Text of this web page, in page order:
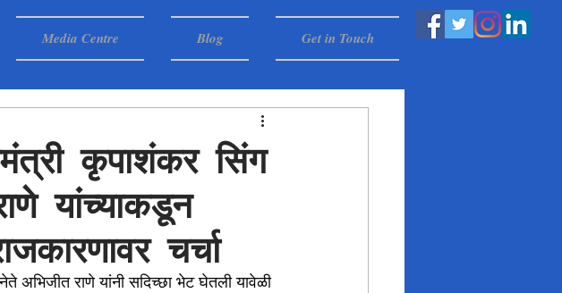
Media Centre Blog Get in Touch
कृपाशंकर सिंग
यांच्याकडून
चर्चा
अभिजीत राणे यांनी सदिच्छा भेट घेतली यावेळी